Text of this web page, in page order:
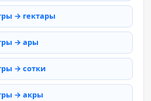
→ гектары
→ ары
→ сотки
→ акры